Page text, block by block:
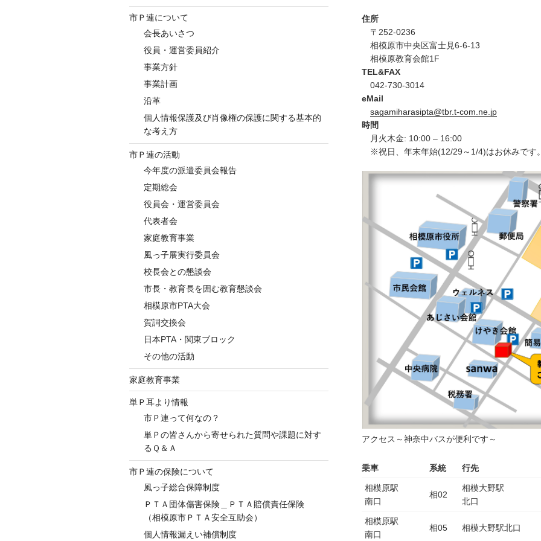
市Ｐ連について
会長あいさつ
役員・運営委員紹介
事業方針
事業計画
沿革
個人情報保護及び肖像権の保護に関する基本的
な考え方
市Ｐ連の活動
今年度の派遣委員会報告
定期総会
役員会・運営委員会
代表者会
家庭教育事業
風っ子展実行委員会
校長会との懇談会
市長・教育長を囲む教育懇談会
相模原市PTA大会
賀詞交換会
日本PTA・関東ブロック
その他の活動
家庭教育事業
単Ｐ耳より情報
市Ｐ連って何なの？
単Ｐの皆さんから寄せられた質問や課題に対す
るＱ＆Ａ
市Ｐ連の保険について
風っ子総合保障制度
ＰＴＡ団体傷害保険＿ＰＴＡ賠償責任保険
（相模原市ＰＴＡ安全互助会）
個人情報漏えい補償制度
住所
〒252-0236
相模原市中央区富士見6-6-13
相模原教育会館1F
TEL&FAX
042-730-3014
eMail
sagamiharasipta@tbr.t-com.ne.jp
時間
月火木金: 10:00 – 16:00
※祝日、年末年始(12/29～1/4)はお休みです
アクセス～神奈中バスが便利です～
乗車 系統 行先
相模原駅
南口
相02
相模大野駅
北口
相模原駅
南口
相05 相模大野駅北口